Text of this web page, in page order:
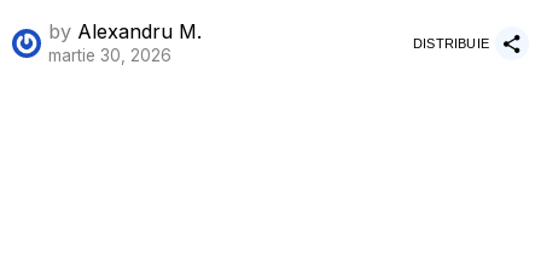
by Alexandru M.
martie 30, 2026
DISTRIBUIE